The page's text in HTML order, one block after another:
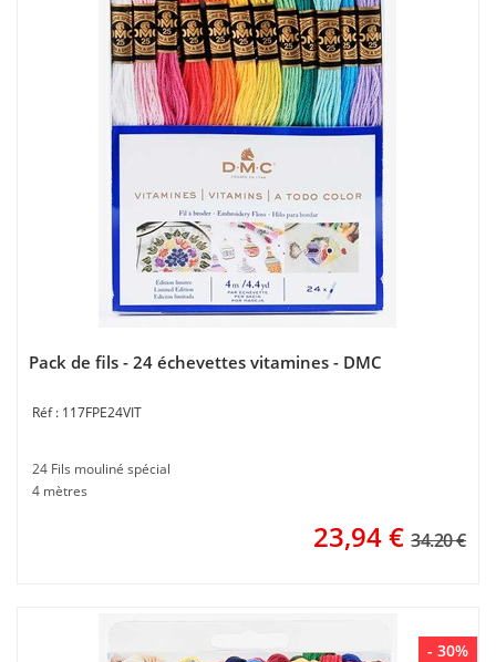
Pack de fils - 24 échevettes vitamines - DMC
117FPE24VIT
24 Fils mouliné spécial
4 mètres
23,94€ 34.20 €
- 30%